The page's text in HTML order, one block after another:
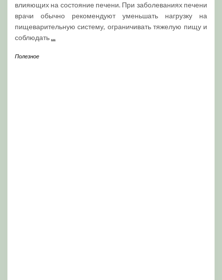
влияющих на состояние печени. При заболеваниях печени
врачи обычно рекомендуют уменьшать нагрузку на
пищеварительную систему, ограничивать тяжелую пищу и
соблюдать...
Полезное